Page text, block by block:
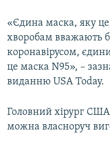
«Єдина маска, яку
хворобам вважають
коронавірусом,
це маска N95», –
виданню USA Today.
Головний хірург США
можна власноруч